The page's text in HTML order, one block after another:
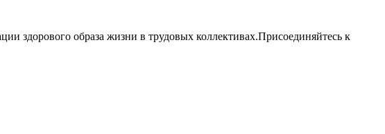
здорового образа жизни в трудовых коллективах.Присоединяйтесь к